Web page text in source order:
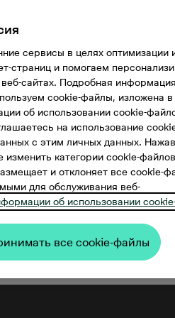
другие
сервисы в целях оптимизации
страниц и помогаем
сайтах. Подробная
cookie-файлы, изложена в
об использовании cookie-
на использование
с этим личных данных. Нажав
категории cookie-
и отклоняет все cookie-
для обслуживания веб-
об использовании
все cookie-файлы